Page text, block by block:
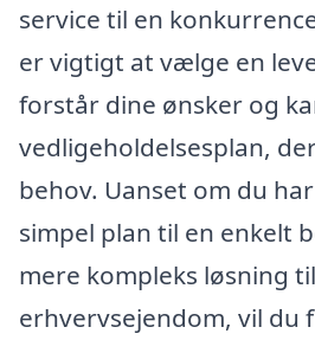
service til en
er vigtigt at vælge en
forstår dine ønsker og
vedligeholdelsesplan,
behov. Uanset om du
simpel plan til en enkelt
mere kompleks løsning
erhvervsejendom, vil du